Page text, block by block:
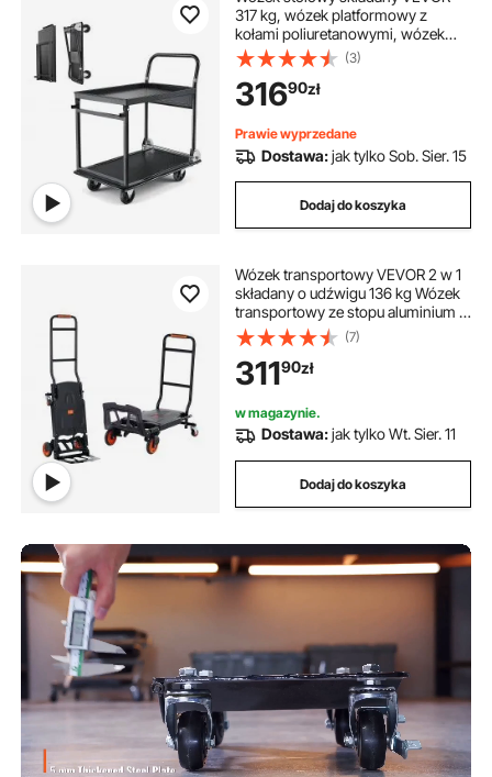
317 kg, wózek platformowy z
kołami poliuretanowymi, wózek
narzędziowy, wózek warsztatowy,
wózek materiałowy, wózek
transportowy z 2 półkami, do
magazynu, garażu, warsztatu,
biura, 730x470x820 mm
(3)
31690zł
Prawie wyprzedane
Dostawa:jak tylko Sob. Sier. 15
Dodaj do koszyka
Wózek transportowy VEVOR 2 w 1
składany o udźwigu 136 kg Wózek
transportowy ze stopu aluminium i
stali węglowej ⇋ Wózek
platformowy do załadunku i
transportu wewnątrz i na zewnątrz
(7)
31190zł
w magazynie.
Dostawa:jak tylko Wt. Sier. 11
Dodaj do koszyka